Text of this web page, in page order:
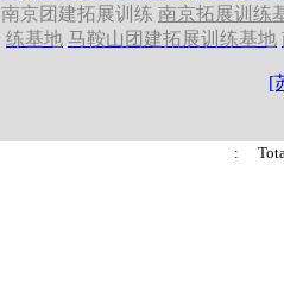
南京团建拓展训练 南京拓展训练
练基地 马鞍山团建拓展训练基地
[
: